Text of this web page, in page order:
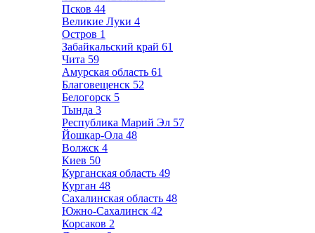
Псков 44
Великие Луки 4
Остров 1
Забайкальский край 61
Чита 59
Амурская область 61
Благовещенск 52
Белогорск 5
Тында 3
Республика Марий Эл 57
Йошкар-Ола 48
Волжск 4
Киев 50
Курганская область 49
Курган 48
Сахалинская область 48
Южно-Сахалинск 42
Корсаков 2